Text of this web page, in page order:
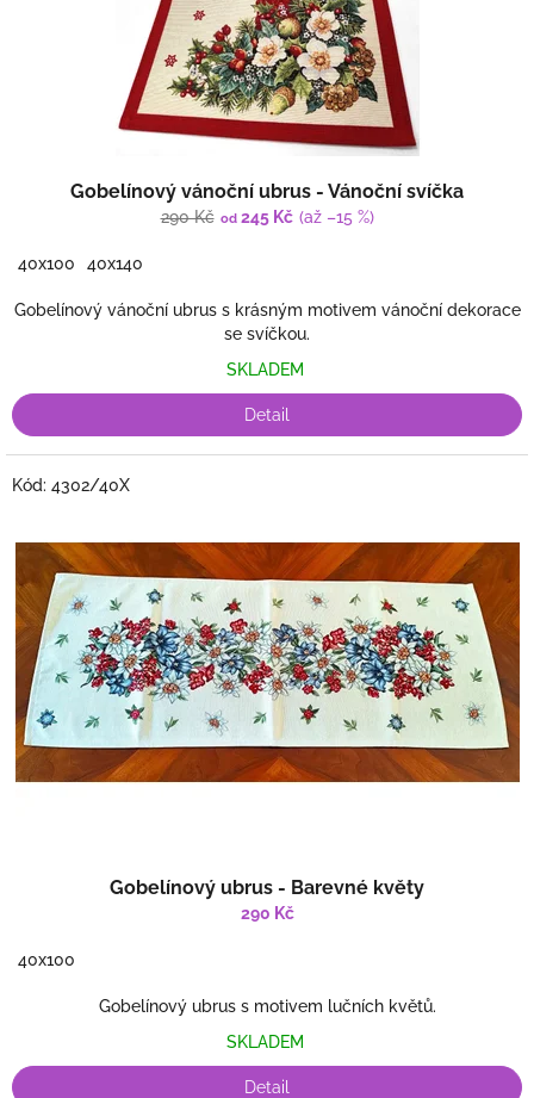
Gobelínový vánoční ubrus - Vánoční svíčka
290 Kč od245 Kč (až –15 %)
40x100 40x140
Gobelínový vánoční ubrus s krásným motivem vánoční dekorace
se svíčkou.
SKLADEM
Detail
Gobelínový ubrus - Barevné květy
290 Kč
40x100
Gobelínový ubrus s motivem lučních květů.
SKLADEM
Detail
Kód: 4302/40X